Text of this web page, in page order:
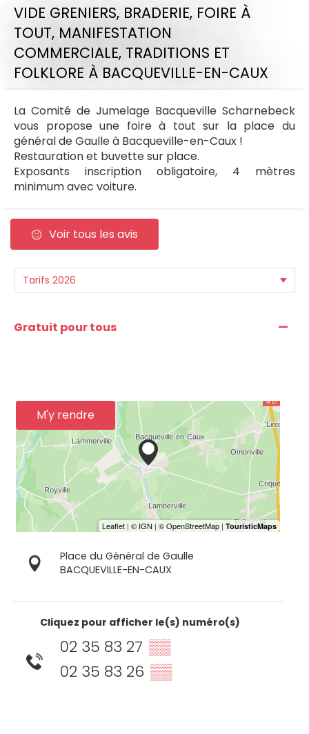
VIDE GRENIERS, BRADERIE, FOIRE À
TOUT, MANIFESTATION
COMMERCIALE, TRADITIONS ET
FOLKLORE À BACQUEVILLE-EN-CAUX
La Comité de Jumelage Bacqueville Scharnebeck
vous propose une foire à tout sur la place du
général de Gaulle à Bacqueville-en-Caux !
Restauration et buvette sur place.
Exposants inscription obligatoire, 4 mètres
minimum avec voiture.
Voir tous les avis
Gratuit pour tous —
M'y rendre
Place du Général de Gaulle
BACQUEVILLE-EN-CAUX
Cliquez pour afficher le(s) numéro(s)
02 35 83 27 ▒▒
02 35 83 26 ▒▒